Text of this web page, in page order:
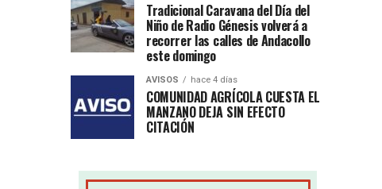
Tradicional Caravana del Día del
Niño de Radio Génesis volverá a
recorrer las calles de Andacollo
este domingo
AVISOS hace 4 días
COMUNIDAD AGRÍCOLA CUESTA EL
MANZANO DEJA SIN EFECTO
CITACIÓN